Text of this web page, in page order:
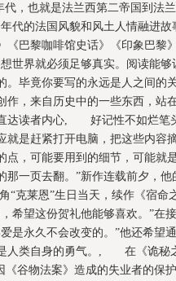
，也就是法兰西第二帝国到法
代的法国风貌和风土人情融进故
巴黎咖啡馆史话》《印象巴黎
世界就必须足够真实。阅读能
毕竟你要写的永远是人之间的
作，来自历史中的一些东西，站
读者内心, 好记性不如烂笔
是赶紧打开电脑，把这些内容
，可能要用到的细节，可能就是
一页去翻。”新作连载前夕，
莱恩”生日当天，续作《宿命
希望这份贺礼他能够喜欢。”在
是永久不会改变的。”他还希望
人类自身的勇气。, 在《诡秘
谷物法案》造成的失业者的保